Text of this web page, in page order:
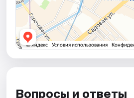
Вопросы и ответы